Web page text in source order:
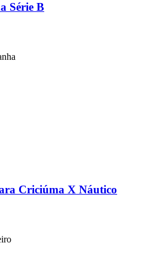
Série B
Criciúma X Náutico